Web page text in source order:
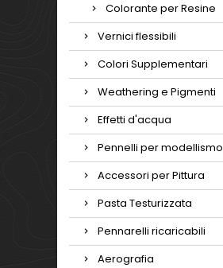
Colorante per Resine
Vernici flessibili
Colori Supplementari
Weathering e Pigmenti
Effetti d'acqua
Pennelli per modellismo
Accessori per Pittura
Pasta Testurizzata
Pennarelli ricaricabili
Aerografia